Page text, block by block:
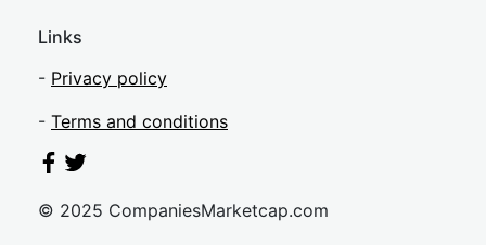
Links
- Privacy policy
- Terms and conditions
© 2025 CompaniesMarketcap.com